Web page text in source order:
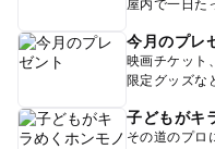
屋内で一日た
今月のプレ
映画チケット
限定グッズな
子どもがキ
その道のプロ